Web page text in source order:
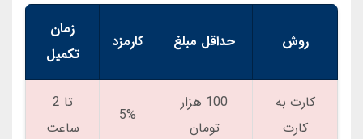
روش حداقل مبلغ کارمزد
زمان
تکمیل
کارت به
کارت
100 هزار
تومان
5%
تا 2
ساعت